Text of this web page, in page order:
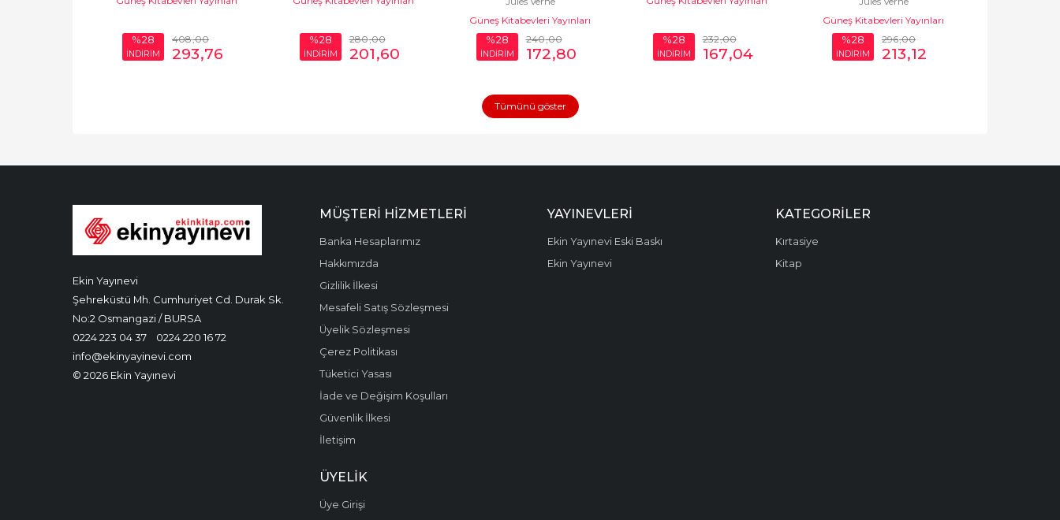
%28
İNDİRİM
408,00
293,76
%28
İNDİRİM
280,00
201,60
Güneş Kitabevleri Yayınları
%28
İNDİRİM
240,00
172,80
%28
İNDİRİM
232,00
167,04
Güneş Kitabevleri Yayınları
%28
İNDİRİM
296,00
213,12
Tümünü göster
Ekin Yayınevi
Şehreküstü Mh. Cumhuriyet Cd. Durak Sk.
No:2 Osmangazi / BURSA
0224 223 04 37
0224 220 16 72
info@ekinyayinevi.com
© 2026 Ekin Yayınevi
MÜŞTERI HIZMETLERI
Banka Hesaplarımız
Hakkımızda
Gizlilik İlkesi
Mesafeli Satış Sözleşmesi
Üyelik Sözleşmesi
Çerez Politikası
Tüketici Yasası
İade ve Değişim Koşulları
Güvenlik İlkesi
İletişim
YAYINEVLERI
Ekin Yayınevi Eski Baskı
Ekin Yayınevi
KATEGORILER
Kırtasiye
Kitap
ÜYELIK
Üye Girişi